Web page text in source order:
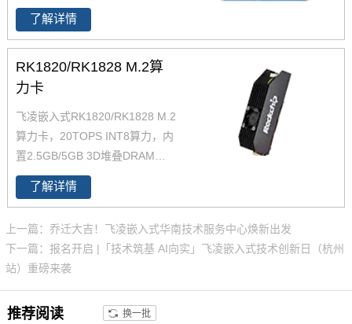
同，保障稳定可靠的远程数据采
集与监控，可广泛适用于工业物
联网、智能终端、远程运维及储
能、新能源等应用场景。
rtex-A73和6个ARM Cortex-A53
高性能核，内置4TOPS超强算力
NPU，为各类边缘AI应用提供强
劲算力支撑。瑞芯微RK3572，
兼顾高性能、低功耗与全栈AI能
芯片，双核A73+六核A53、8n
m、4TOPS NPU、8K解码。
了解详情
RK1820/RK1828 M.2算
力卡
飞凌嵌入式RK1820/RK1828 M.2
算力卡，20TOPS INT8算力，内
置2.5GB/5GB 3D堆叠DRAM，
支持3B-7B大模型离线推理，M.2
2280即插即用，适配RK3588/RK
方案。
了解详情
上一篇：乔迁大吉！飞凌嵌入式华南技术服务中心焕新出发
下一篇：报名开启 |「技术筑基 AI向实」飞凌嵌入式技术创新日（杭州
站）重磅来袭
推荐阅读 换一批